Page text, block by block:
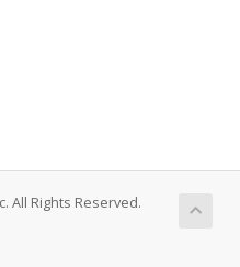
All Rights Reserved.